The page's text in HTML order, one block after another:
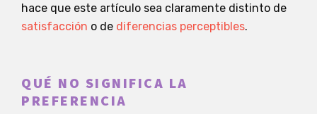
hace que este artículo sea claramente distinto de
satisfacción o de diferencias perceptibles.
QUÉ NO SIGNIFICA LA
PREFERENCIA